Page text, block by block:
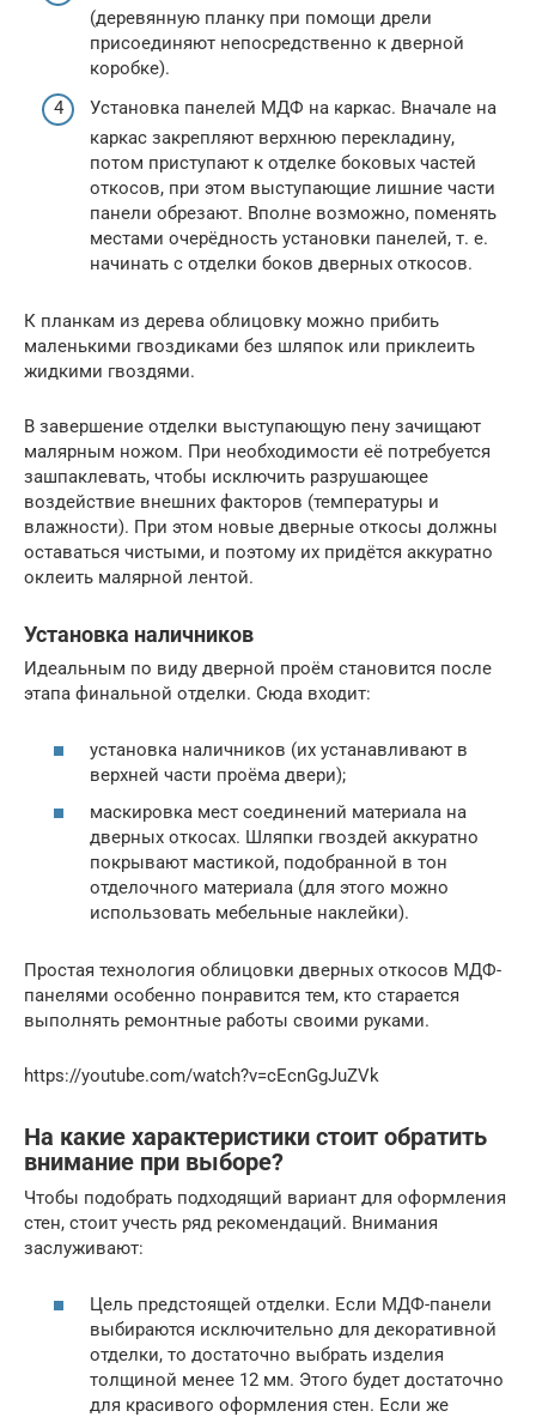
(деревянную планку при помощи дрели
присоединяют непосредственно к дверной
коробке).
Установка панелей МДФ на каркас. Вначале на
каркас закрепляют верхнюю перекладину,
потом приступают к отделке боковых частей
откосов, при этом выступающие лишние части
панели обрезают. Вполне возможно, поменять
местами очерёдность установки панелей, т. е.
начинать с отделки боков дверных откосов.
К планкам из дерева облицовку можно прибить
маленькими гвоздиками без шляпок или приклеить
жидкими гвоздями.
В завершение отделки выступающую пену зачищают
малярным ножом. При необходимости её потребуется
зашпаклевать, чтобы исключить разрушающее
воздействие внешних факторов (температуры и
влажности). При этом новые дверные откосы должны
оставаться чистыми, и поэтому их придётся аккуратно
оклеить малярной лентой.
Установка наличников
Идеальным по виду дверной проём становится после
этапа финальной отделки. Сюда входит:
установка наличников (их устанавливают в
верхней части проёма двери);
маскировка мест соединений материала на
дверных откосах. Шляпки гвоздей аккуратно
покрывают мастикой, подобранной в тон
отделочного материала (для этого можно
использовать мебельные наклейки).
Простая технология облицовки дверных откосов МДФ-
панелями особенно понравится тем, кто старается
выполнять ремонтные работы своими руками.
https://youtube.com/watch?v=cEcnGgJuZVk
На какие характеристики стоит обратить
внимание при выборе?
Чтобы подобрать подходящий вариант для оформления
стен, стоит учесть ряд рекомендаций. Внимания
заслуживают:
Цель предстоящей отделки. Если МДФ-панели
выбираются исключительно для декоративной
отделки, то достаточно выбрать изделия
толщиной менее 12 мм. Этого будет достаточно
для красивого оформления стен. Если же